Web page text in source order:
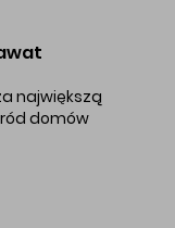
największą
domów